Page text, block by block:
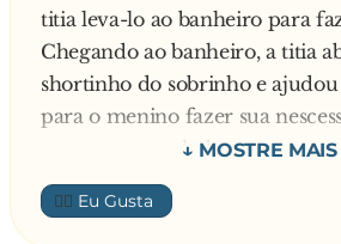
titia leva-lo ao banheiro para
Chegando ao banheiro, a titia
shortinho do sobrinho e
para o menino fazer sua
reparar ao seu lado a mesma
baixinho com uma carinha
observava toda a sena que
👍🏼